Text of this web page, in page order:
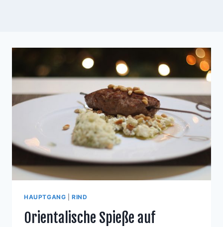
HAUPTGANG |RIND
Orientalische Spieße auf